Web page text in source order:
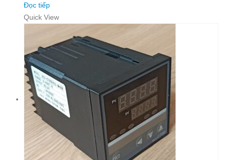
Đọc tiếp
Quick View